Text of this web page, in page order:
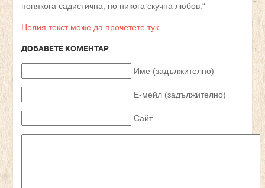
понякога садистична, но никога скучна любов.“
Целия текст може да прочетете тук
ДОБАВЕТЕ КОМЕНТАР
Име (задължително)
Е-мейл (задължително)
Сайт